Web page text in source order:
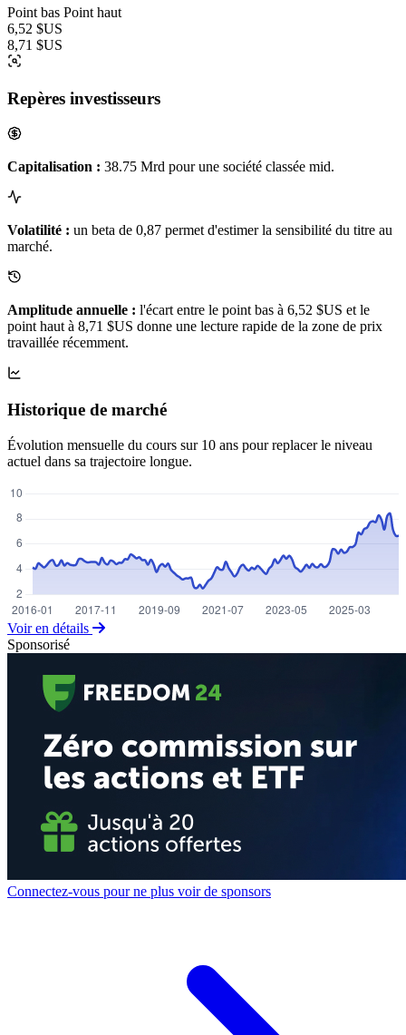
Point bas Point haut
6,52 $US
8,71 $US
Repères investisseurs
Capitalisation : 38.75 Mrd pour une société classée mid.
Volatilité : un beta de 0,87 permet d'estimer la sensibilité du titre au
marché.
Amplitude annuelle : l'écart entre le point bas à 6,52 $US et le
point haut à 8,71 $US donne une lecture rapide de la zone de prix
travaillée récemment.
Historique de marché
Évolution mensuelle du cours sur 10 ans pour replacer le niveau
actuel dans sa trajectoire longue.
Voir en détails
Sponsorisé
Connectez-vous pour ne plus voir de sponsors